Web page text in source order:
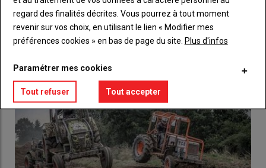
LES PLUS LUS
regard des finalités décrites. Vous pourrez à tout moment
revenir sur vos choix, en utilisant le lien « Modifier mes
préférences cookies » en bas de page du site. Plus d'infos
Paramétrer mes cookies
Tout refuser Tout accepter